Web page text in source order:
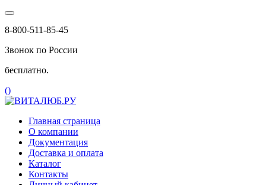
8-800-511-85-45
Звонок по России
бесплатно.
()
Главная страница
О компании
Документация
Доставка и оплата
Каталог
Контакты